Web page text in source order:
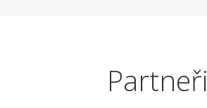
Partneři